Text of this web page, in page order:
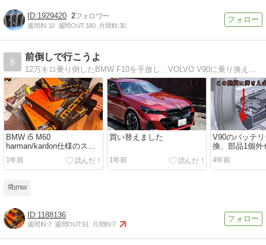
1929420 2
週間IN:10 週間OUT:180 月間IN:30
6
前倒しで行こうよ
BMW i5 M60
harman/kardon仕様のスピ
ーカー交換
1年前
買い替えました
1年前
V90のバッテ
換、部品1個外
はひとクラス
4年前
#bmw
1188136
週間IN:7 週間OUT:91 月間IN:7